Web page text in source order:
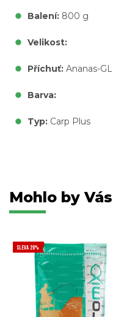
Balení: 800 g
Velikost:
Příchuť: Ananas-
Barva:
Typ: Carp Plus
Mohlo by
SLEVA 20%